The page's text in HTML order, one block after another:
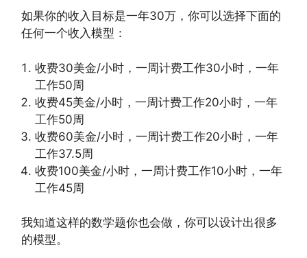
如果你的收入目标是一年30万，你可以选择下面的
任何一个收入模型：
收费30美金/小时，一周计费工作30小时，一年
工作50周
收费45美金/小时，一周计费工作20小时，一年
工作50周
收费60美金/小时，一周计费工作20小时，一年
工作37.5周
收费100美金/小时，一周计费工作10小时，一年
工作45周
我知道这样的数学题你也会做，你可以设计出很多
的模型。